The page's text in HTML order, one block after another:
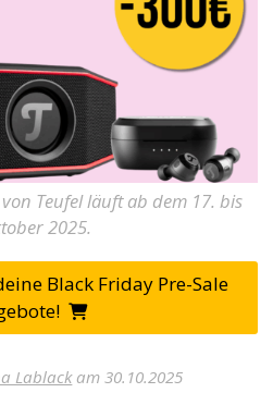
Teufel läuft ab dem 17. bis
2025.
Black Friday Pre-Sale
Lablack am 30.10.2025